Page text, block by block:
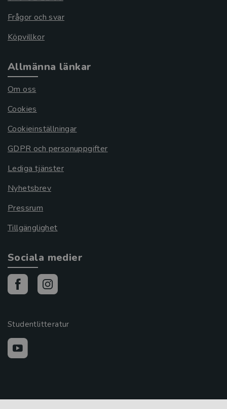
Frågor och svar
Köpvillkor
Allmänna länkar
Om oss
Cookies
Cookieinställningar
GDPR och personuppgifter
Lediga tjänster
Nyhetsbrev
Pressrum
Tillgänglighet
Sociala medier
Studentlitteratur